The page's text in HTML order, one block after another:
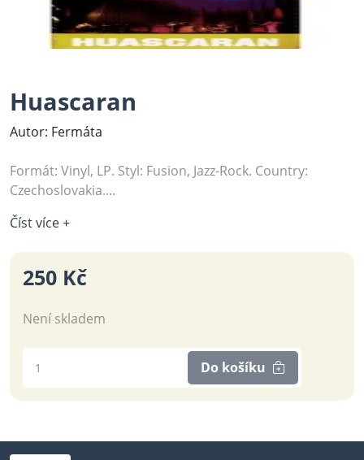
Huascaran
Autor: Fermáta
Formát: Vinyl, LP. Styl: Fusion, Jazz-Rock. Country:
Czechoslovakia....
Číst více +
250 Kč
Není skladem
Do košíku